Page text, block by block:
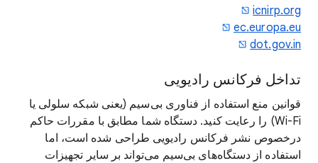
icnirp.org
ec.europa.eu
dot.gov.in
تداخل فرکانس رادیویی
قوانین منع استفاده از فناوری بی‌سیم (یعنی شبکه سلولی یا
Wi-Fi) را رعایت کنید. دستگاه شما مطابق با مقررات حاکم
درخصوص نشر فرکانس رادیویی طراحی شده است، اما
استفاده از دستگاه‌های بی‌سیم می‌تواند بر سایر تجهیزات